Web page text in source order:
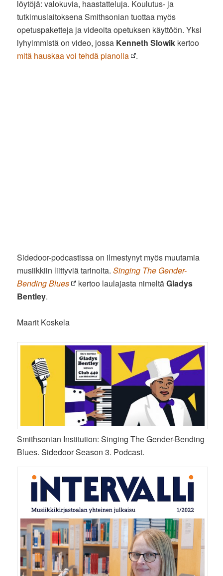
löytöjä: valokuvia, haastatteluja. Koulutus- ja
tutkimuslaitoksena Smithsonian tuottaa myös
opetuspaketteja ja videoita opetuksen käyttöön. Yksi
lyhyimmistä on video, jossa Kenneth Slowik kertoo
mitä hauskaa voi tehdä pianolla
.
Sidedoor-podcastissa on ilmestynyt myös muutamia
musiikkiin liittyviä tarinoita.Singing The Gender-
Bending Blues
kertoo laulajasta nimeltäGladys
Bentley.
Maarit Koskela
Smithsonian Institution: Singing The Gender-Bending
Blues. Sidedoor Season 3. Podcast.